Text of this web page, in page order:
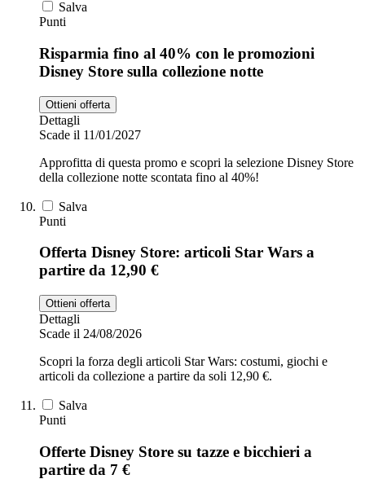
Salva
Punti
Risparmia fino al 40% con le promozioni
Disney Store sulla collezione notte
Ottieni offerta
Dettagli
Scade il 11/01/2027
Approfitta di questa promo e scopri la selezione Disney Store
della collezione notte scontata fino al 40%!
Salva
Punti
Offerta Disney Store: articoli Star Wars a
partire da 12,90 €
Ottieni offerta
Dettagli
Scade il 24/08/2026
Scopri la forza degli articoli Star Wars: costumi, giochi e
articoli da collezione a partire da soli 12,90 €.
Salva
Punti
Offerte Disney Store su tazze e bicchieri a
partire da 7 €